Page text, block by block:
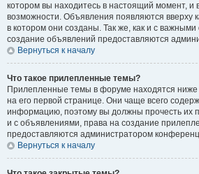
котором вы находитесь в настоящий момент, и
возможности. Объявления появляются вверху
в котором они созданы. Так же, как и с
создание объявлений предоставляются
Вернуться к началу
Что такое прилепленные темы?
Прилепленные темы в форуме находятся ниже
на его первой странице. Они чаще всего
информацию, поэтому вы должны прочесть их
и с объявлениями, права на создание
предоставляются администратором
Вернуться к началу